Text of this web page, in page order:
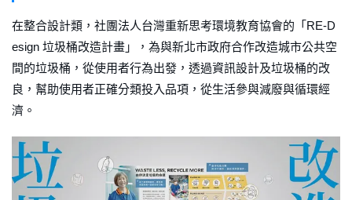
在整合設計類，社團法人台灣重新思考環境教育協會的「RE-D
esign 垃圾桶改造計畫」，為與新北市政府合作改造城市公共空
間的垃圾桶，從使用者行為出發，透過資訊設計及垃圾桶的改
良，幫助使用者正確分類投入品項，從生活參與減廢與循環經
濟。